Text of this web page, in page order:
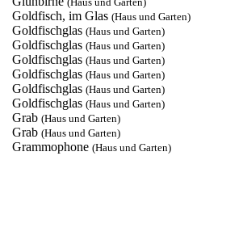
Goldfisch, im Glas (Haus und Garten)
Goldfischglas (Haus und Garten)
Goldfischglas (Haus und Garten)
Goldfischglas (Haus und Garten)
Goldfischglas (Haus und Garten)
Goldfischglas (Haus und Garten)
Goldfischglas (Haus und Garten)
Grab (Haus und Garten)
Grab (Haus und Garten)
Grammophone (Haus und Garten)